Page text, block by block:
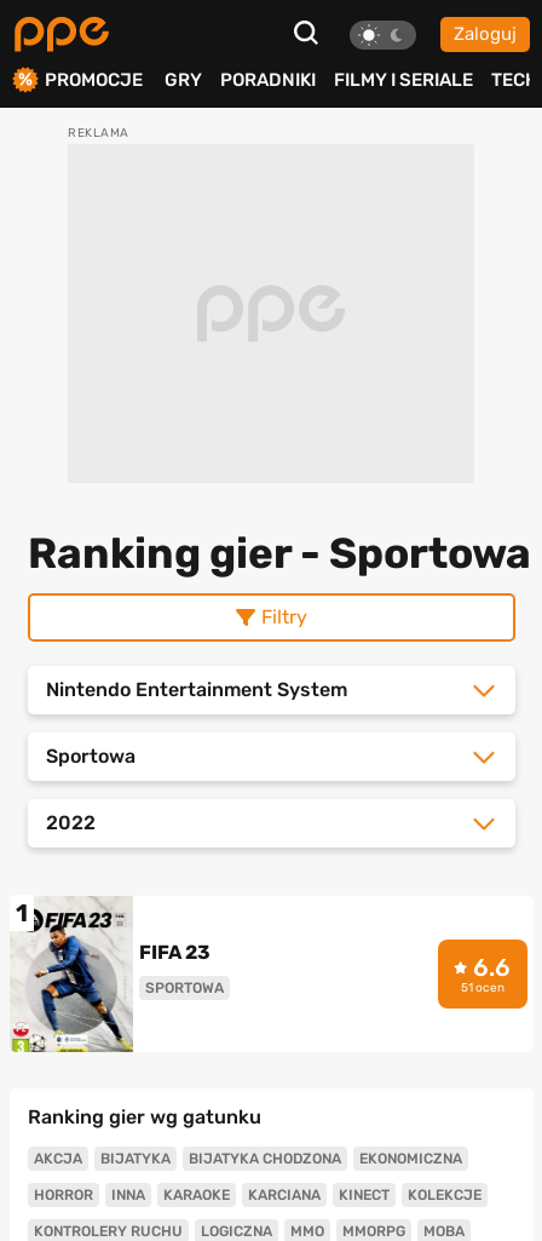
Zaloguj
PROMOCJE GRY PORADNIKI FILMY I SERIALE TECH
Ranking gier - Sportowa
Filtry
Nintendo Entertainment System
Sportowa
2022
1
FIFA 23
SPORTOWA
6.6
51 ocen
Ranking gier wg gatunku
AKCJA BIJATYKA BIJATYKA CHODZONA EKONOMICZNA
HORROR INNA KARAOKE KARCIANA KINECT KOLEKCJE
KONTROLERY RUCHU LOGICZNA MMO MMORPG MOBA